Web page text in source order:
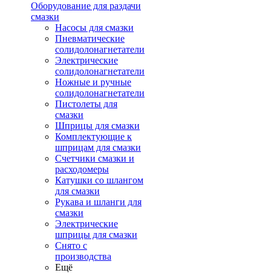
Оборудование для раздачи
смазки
Насосы для смазки
Пневматические
солидолонагнетатели
Электрические
солидолонагнетатели
Ножные и ручные
солидолонагнетатели
Пистолеты для
смазки
Шприцы для смазки
Комплектующие к
шприцам для смазки
Счетчики смазки и
расходомеры
Катушки со шлангом
для смазки
Рукава и шланги для
смазки
Электрические
шприцы для смазки
Снято с
производства
Ещё